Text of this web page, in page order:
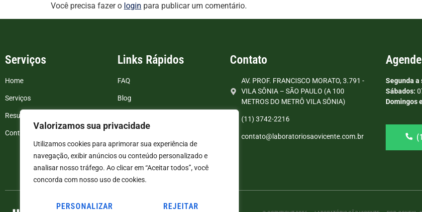
Valorizamos sua privacidade
Utilizamos cookies para aprimorar sua experiência de
navegação, exibir anúncios ou conteúdo personalizado e
analisar nosso tráfego. Ao clicar em “Aceitar todos”, você
concorda com nosso uso de cookies.
PERSONALIZAR REJEITAR
Você precisa fazer o login para publicar um comentário.
Serviços
Home
Serviços
Resultados de exames
Contato
Links Rápidos
FAQ
Blog
Contato
AV. PROF. FRANCISCO MORATO, 3.791 -
VILA SÔNIA – SÃO PAULO (A 100
METROS DO METRÔ VILA SÔNIA)
(11) 3742-2216
contato@laboratoriosaovicente.com.br
Segunda a
Sábados:
Domingos